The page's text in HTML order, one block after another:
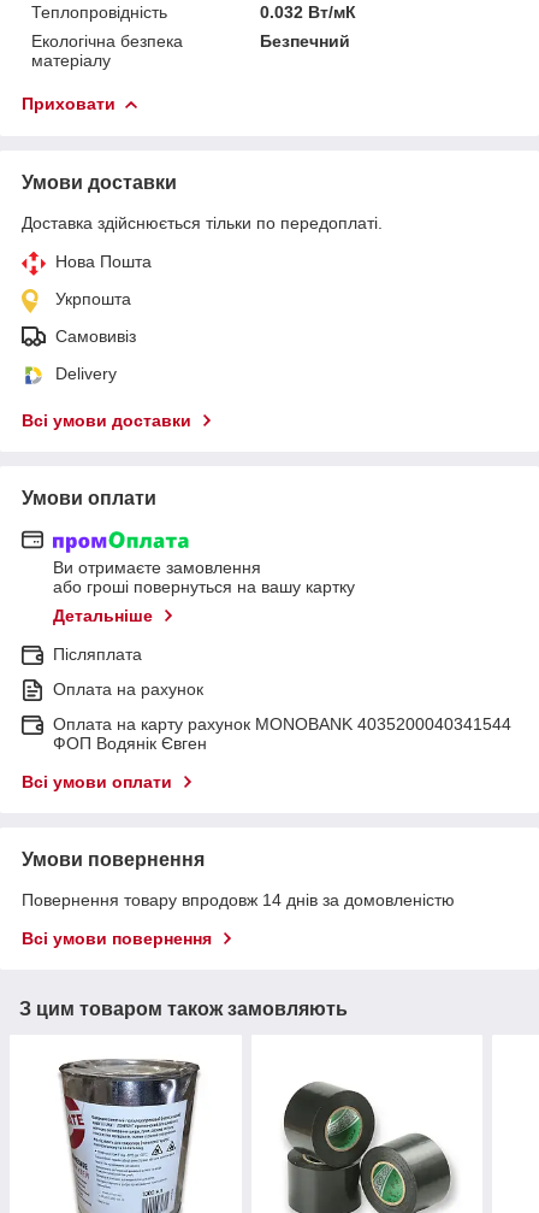
Теплопровідність
0.032 Вт/мК
Екологічна безпека
матеріалу
Безпечний
Приховати
Умови доставки
Доставка здійснюється тільки по передоплаті.
Нова Пошта
Укрпошта
Самовивіз
Delivery
Всі умови доставки
Умови оплати
Ви отримаєте замовлення
або гроші повернуться на вашу картку
Детальніше
Післяплата
Оплата на рахунок
Оплата на карту рахунок MONOBANK 4035200040341544
ФОП Водянік Євген
Всі умови оплати
Умови повернення
Повернення товару впродовж 14 днів за домовленістю
Всі умови повернення
З цим товаром також замовляють